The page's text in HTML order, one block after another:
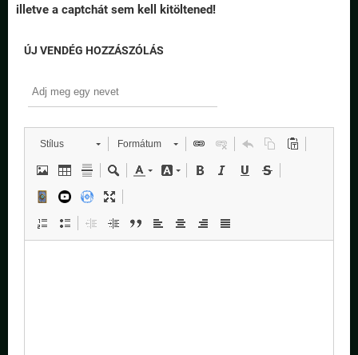
illetve a captchát sem kell kitöltened!
ÚJ VENDÉG HOZZÁSZÓLÁS
Stílus Formátum